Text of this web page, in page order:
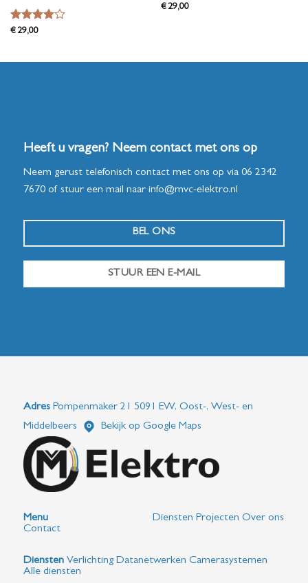
Waardering
€29,00
€29,00
Heeft u vragen? Neem contact met ons op
Neem gerust telefonisch contact met ons op via 06 2342
7670of stuur een mail naar info@mvc-elektro.nl
BEL ONS
STUUR EEN E-MAIL
AdresPompenmaker 21 5091 EW, Oost-, West- en
Middelbeers
Bekijk op Google Maps
Menu Diensten Projecten Over ons
Contact
Diensten Verlichting Datanetwerken Camerasystemen
Alle diensten